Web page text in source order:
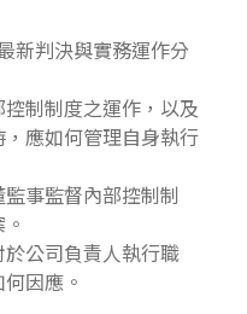
新判決與實務運作分
制制度之運作，以及
應如何管理自身執行
事監督內部控制制
公司負責人執行職
因應。